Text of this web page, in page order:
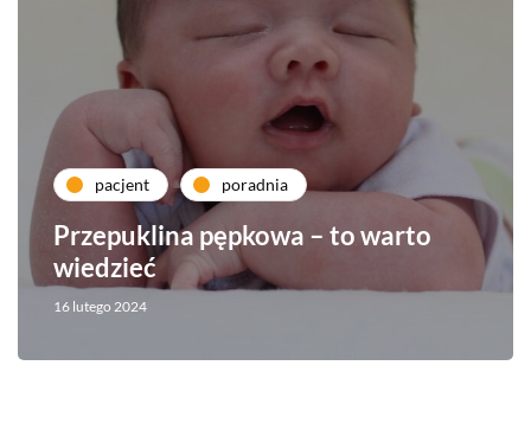
pacjent poradnia
Przepuklina pępkowa – to warto
wiedzieć
16 lutego 2024